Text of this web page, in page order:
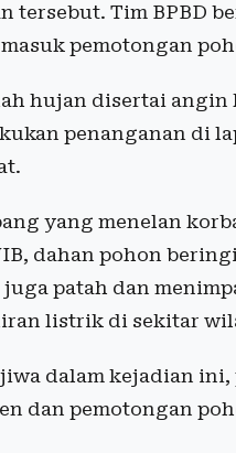
tersebut. Tim BPBD
pemotongan
hujan disertai
penanganan di
yang menelan
dahan pohon
patah dan
listrik di sekitar
dalam kejadian
dan pemotongan